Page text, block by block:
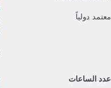
معتمد دولياً
عدد الساعات